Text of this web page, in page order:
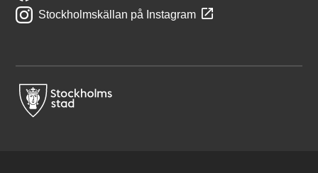
Stockholmskällan på Instagram